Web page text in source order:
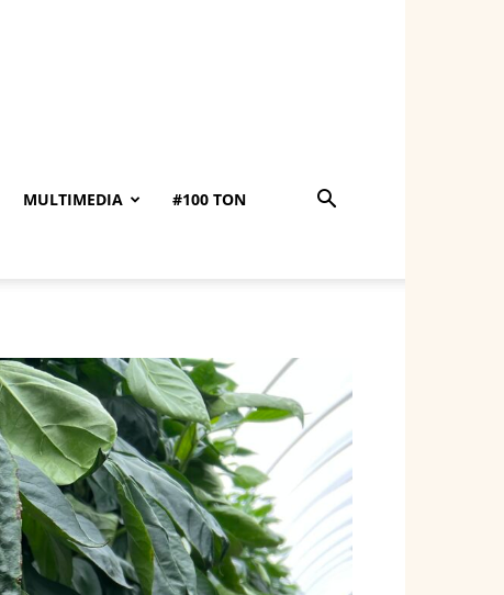
MULTIMEDIA #100 TON